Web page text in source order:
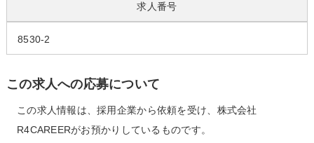
求人番号
8530-2
この求人への応募について
この求人情報は、採用企業から依頼を受け、株式会社
R4CAREERがお預かりしているものです。